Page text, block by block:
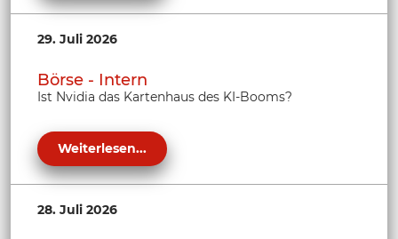
29. Juli 2026
Börse - Intern
Ist Nvidia das Kartenhaus des KI-Booms?
Weiterlesen...
28. Juli 2026